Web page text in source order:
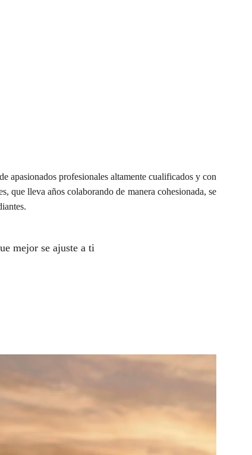
apasionados profesionales altamente cualificados y con
que lleva años colaborando de manera cohesionada, se
mejor se ajuste a ti